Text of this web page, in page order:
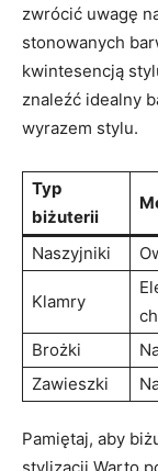
zwrócić uwagę
stonowanych
kwintesencją
znaleźć idealny
wyrazem stylu.
Typ
biżuterii
Naszyjniki
Klamry
Brożki
Zawieszki
Pamiętaj, aby